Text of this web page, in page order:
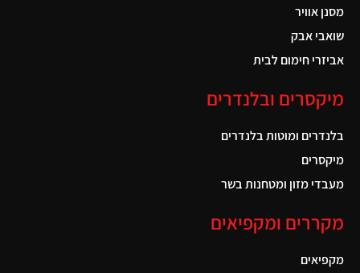
מסנן אוויר
שואבי אבק
אביזרי חימום לבית
מיקסרים ובלנדרים
בלנדרים ומוטות בלנדרים
מיקסרים
מעבדי מזון ומטחנות בשר
מקררים ומקפיאים
מקפיאים